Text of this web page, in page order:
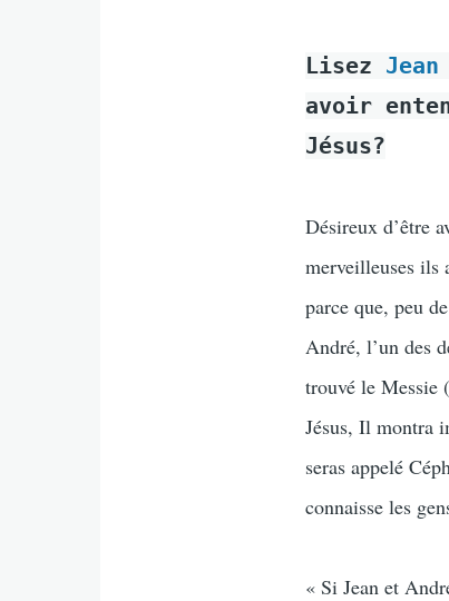
Lisez
avoir
Jésus?
Désireux d’être
merveilleuses ils
parce que, peu
André, l’un des
trouvé le
Jésus, Il montra
seras appelé
connaisse les
« Si Jean et